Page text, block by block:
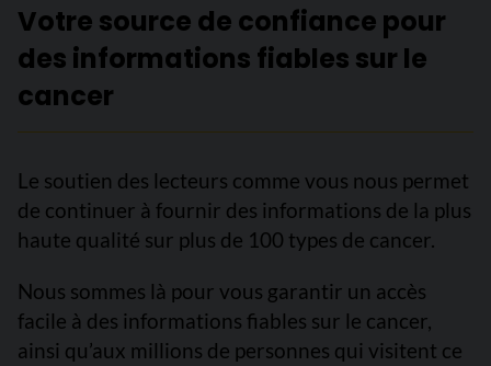
Votre source de confiance pour
des informations fiables sur le
cancer
Le soutien des lecteurs comme vous nous permet
de continuer à fournir des informations de la plus
haute qualité sur plus de 100 types de cancer.
Nous sommes là pour vous garantir un accès
facile à des informations fiables sur le cancer,
ainsi qu’aux millions de personnes qui visitent ce